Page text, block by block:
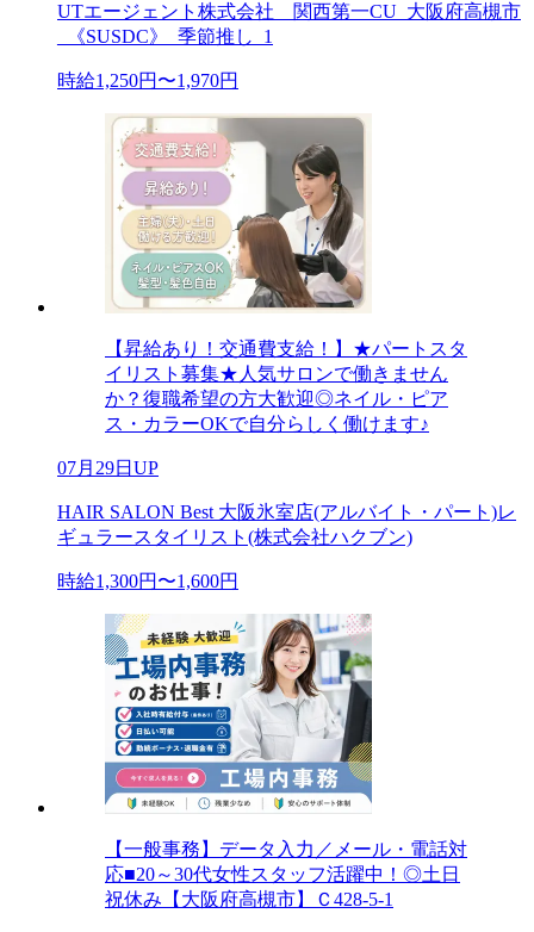
UTエージェント株式会社 関西第一CU_大阪府高槻市
_《SUSDC》_季節推し_1
時給1,250円〜1,970円
【昇給あり！交通費支給！】★パートスタ
イリスト募集★人気サロンで働きません
か？復職希望の方大歓迎◎ネイル・ピア
ス・カラーOKで自分らしく働けます♪
07月29日UP
HAIR SALON Best 大阪氷室店(アルバイト・パート)レ
ギュラースタイリスト(株式会社ハクブン)
時給1,300円〜1,600円
【一般事務】データ入力／メール・電話対
応■20～30代女性スタッフ活躍中！◎土日
祝休み【大阪府高槻市】Ｃ428-5-1